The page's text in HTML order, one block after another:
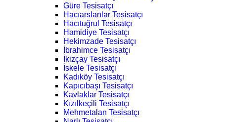
Güre Tesisatçı
Hacıarslanlar Tesisatçı
Hacıtuğrul Tesisatçı
Hamidiye Tesisatçı
Hekimzade Tesisatçı
İbrahimce Tesisatçı
İkizçay Tesisatçı
İskele Tesisatçı
Kadıköy Tesisatçı
Kapıcıbaşı Tesisatçı
Kavlaklar Tesisatçı
Kızılkeçili Tesisatçı
Mehmetalan Tesisatçı